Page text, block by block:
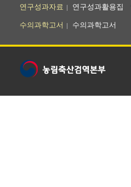
연구성과자료 연구성과활용집
수의과학고서 수의과학고서